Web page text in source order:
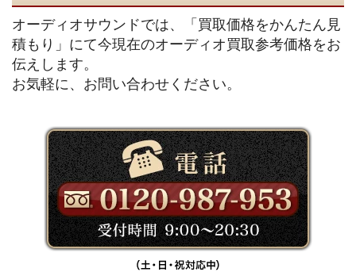
オーディオサウンドでは、「買取価格をかんたん見
積もり」にて今現在のオーディオ買取参考価格をお
伝えします。
お気軽に、お問い合わせください。